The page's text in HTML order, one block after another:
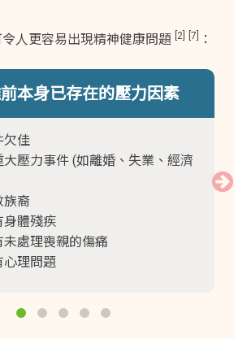
令人更容易出現精神健康問題 [2] [7] ：
本身已存在的壓力因素
欠佳
大壓力事件 (如離婚、失業、經濟
族裔
身體殘疾
未處理喪親的傷痛
心理問題